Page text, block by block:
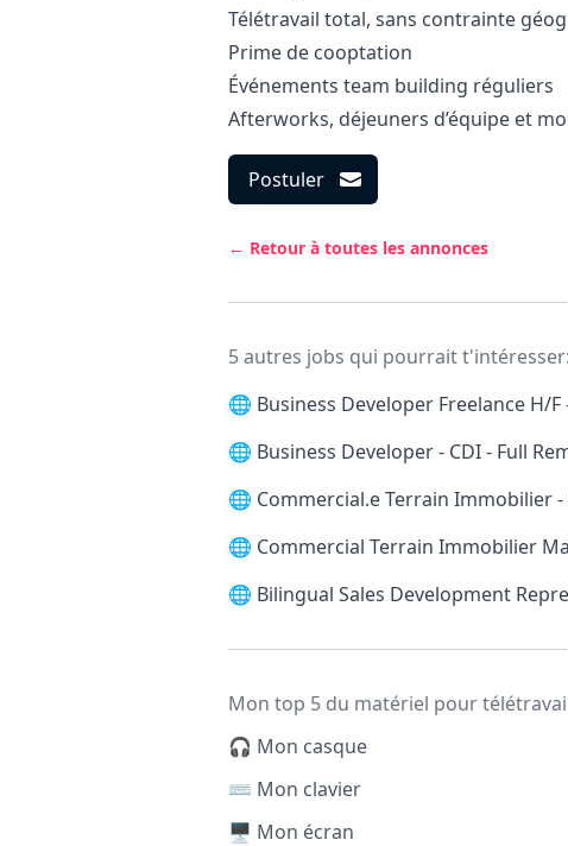
Télétravail total, sans contrainte
Prime de cooptation
Événements team building réguliers
Afterworks, déjeuners d’équipe et
Postuler
← Retour à toutes les annonces
5 autres jobs qui pourrait t'intéresser:
🌐 Business Developer Freelance H/F
🌐 Business Developer - CDI - Full
🌐 Commercial.e Terrain Immobilier -
🌐 Commercial Terrain Immobilier
🌐 Bilingual Sales Development
Mon top 5 du matériel pour
🎧 Mon casque
⌨️ Mon clavier
🖥️ Mon écran